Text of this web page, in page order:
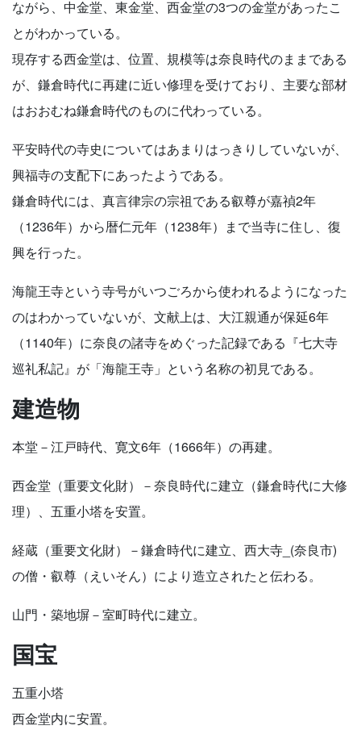
ながら、中金堂、東金堂、西金堂の3つの金堂があったこ
とがわかっている。
現存する西金堂は、位置、規模等は奈良時代のままである
が、鎌倉時代に再建に近い修理を受けており、主要な部材
はおおむね鎌倉時代のものに代わっている。
平安時代の寺史についてはあまりはっきりしていないが、
興福寺の支配下にあったようである。
鎌倉時代には、真言律宗の宗祖である叡尊が嘉禎2年
（1236年）から暦仁元年（1238年）まで当寺に住し、復
興を行った。
海龍王寺という寺号がいつごろから使われるようになった
のはわかっていないが、文献上は、大江親通が保延6年
（1140年）に奈良の諸寺をめぐった記録である『七大寺
巡礼私記』が「海龍王寺」という名称の初見である。
建造物
本堂－江戸時代、寛文6年（1666年）の再建。
西金堂（重要文化財）－奈良時代に建立（鎌倉時代に大修
理）、五重小塔を安置。
経蔵（重要文化財）－鎌倉時代に建立、西大寺_(奈良市)
の僧・叡尊（えいそん）により造立されたと伝わる。
山門・築地塀－室町時代に建立。
国宝
五重小塔
西金堂内に安置。